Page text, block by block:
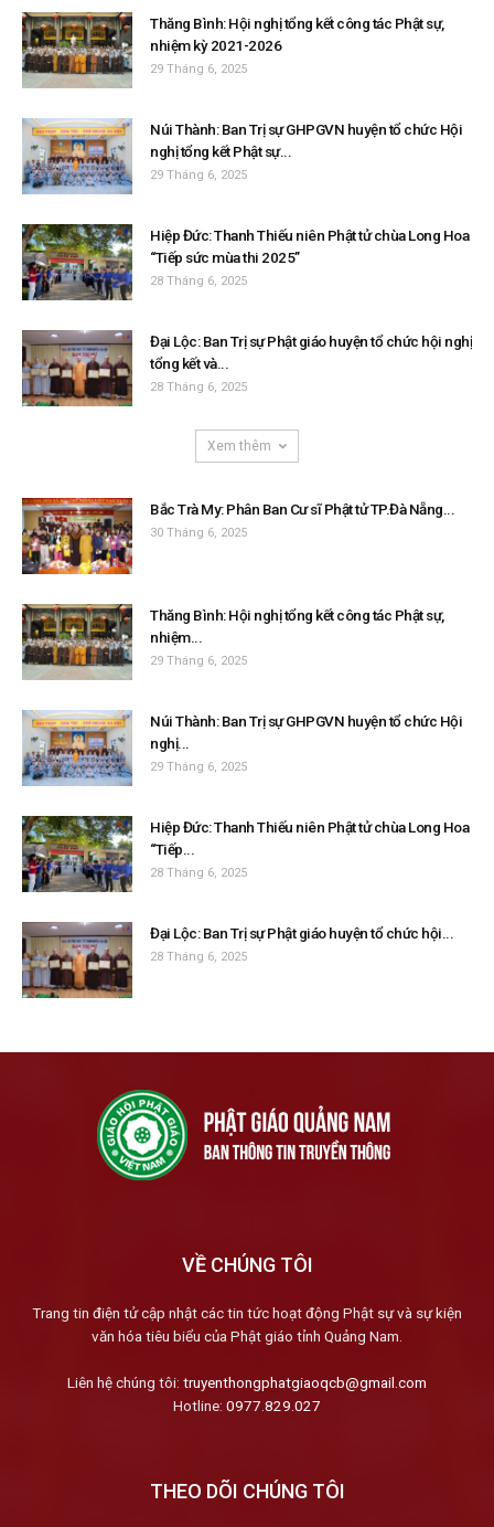
Thăng Bình: Hội nghị tổng kết công tác Phật sự,
nhiệm kỳ 2021-2026
29 Tháng 6, 2025
Núi Thành: Ban Trị sự GHPGVN huyện tổ chức Hội
nghị tổng kết Phật sự...
29 Tháng 6, 2025
Hiệp Đức: Thanh Thiếu niên Phật tử chùa Long Hoa
“Tiếp sức mùa thi 2025”
28 Tháng 6, 2025
Đại Lộc: Ban Trị sự Phật giáo huyện tổ chức hội nghị
tổng kết và...
28 Tháng 6, 2025
Xem thêm
Bắc Trà My: Phân Ban Cư sĩ Phật tử TP.Đà Nẵng...
30 Tháng 6, 2025
Thăng Bình: Hội nghị tổng kết công tác Phật sự,
nhiệm...
29 Tháng 6, 2025
Núi Thành: Ban Trị sự GHPGVN huyện tổ chức Hội
nghị...
29 Tháng 6, 2025
Hiệp Đức: Thanh Thiếu niên Phật tử chùa Long Hoa
“Tiếp...
28 Tháng 6, 2025
Đại Lộc: Ban Trị sự Phật giáo huyện tổ chức hội...
28 Tháng 6, 2025
VỀ CHÚNG TÔI
Trang tin điện tử cập nhật các tin tức hoạt động Phật sự và sự kiện
văn hóa tiêu biểu của Phật giáo tỉnh Quảng Nam.
Liên hệ chúng tôi: truyenthongphatgiaoqcb@gmail.com
Hotline: 0977.829.027
THEO DÕI CHÚNG TÔI